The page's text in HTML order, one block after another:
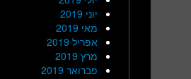
יוני 2019
מאי 2019
אפריל 2019
מרץ 2019
פברואר 2019